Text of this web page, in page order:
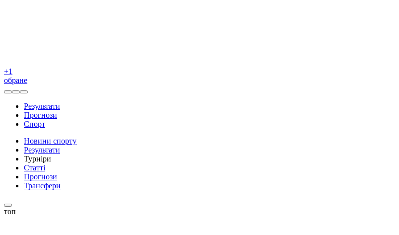
+1
обране
Результати
Прогнози
Спорт
Новини спорту
Результати
Турніри
Статті
Прогнози
Трансфери
топ